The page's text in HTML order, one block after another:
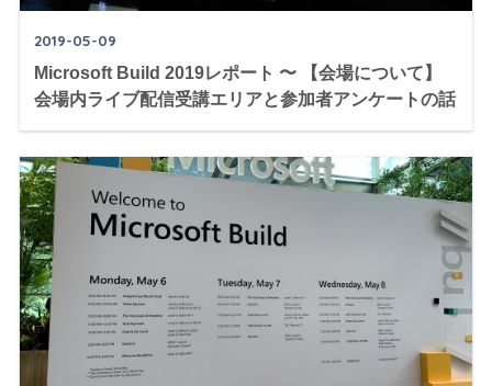
2019-05-09
Microsoft Build 2019レポート 〜 【会場について】
会場内ライブ配信受講エリアと参加者アンケートの話